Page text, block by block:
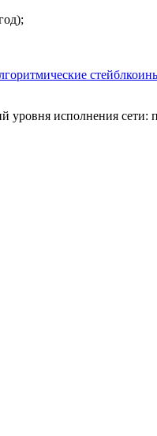
уровня исполнения сети: